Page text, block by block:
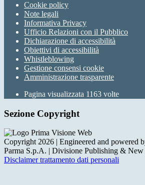
Cookie policy
Note legali
Informativa Privacy
Ufficio Relazioni con il Pubblico
Dichiarazione di accessibilità
Obiettivi di accessibilità
Whistleblowing
Gestione consensi cookie
Amministrazione trasparente
Pagina visualizzata 1163 volte
Sezione Copyright
Copyright 2026 | Engineered and powered
Parma S.p.A. | Divisione Publishing &
Disclaimer trattamento dati personali